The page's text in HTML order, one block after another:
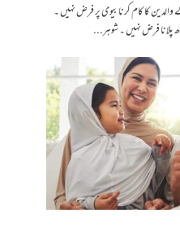
کا کام کرنا بیوی پر فرض نہیں ۔
پلانا فرض نہیں ۔ شوہر...